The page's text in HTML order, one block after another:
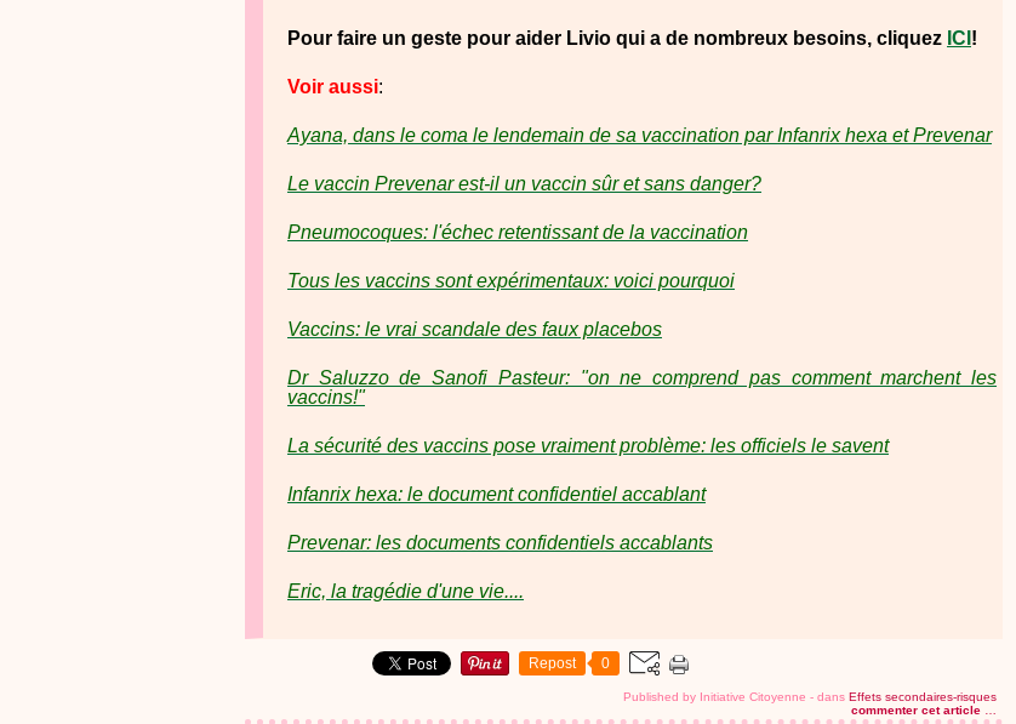
Pour faire un geste pour aider Livio qui a de nombreux besoins, cliquez ICI !
Voir aussi:
Ayana, dans le coma le lendemain de sa vaccination par Infanrix hexa et Prevenar
Le vaccin Prevenar est-il un vaccin sûr et sans danger?
Pneumocoques: l'échec retentissant de la vaccination
Tous les vaccins sont expérimentaux: voici pourquoi
Vaccins: le vrai scandale des faux placebos
Dr Saluzzo de Sanofi Pasteur: "on ne comprend pas comment marchent les
vaccins!"
La sécurité des vaccins pose vraiment problème: les officiels le savent
Infanrix hexa: le document confidentiel accablant
Prevenar: les documents confidentiels accablants
Eric, la tragédie d'une vie....
Repost 0
Published by Initiative Citoyenne - dans Effets secondaires-risques
commenter cet article